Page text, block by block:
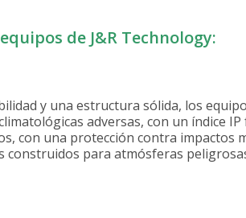
de J&R Technology:
y una estructura sólida, los
adversas, con un índice
con una protección contra impactos
construidos para atmósferas